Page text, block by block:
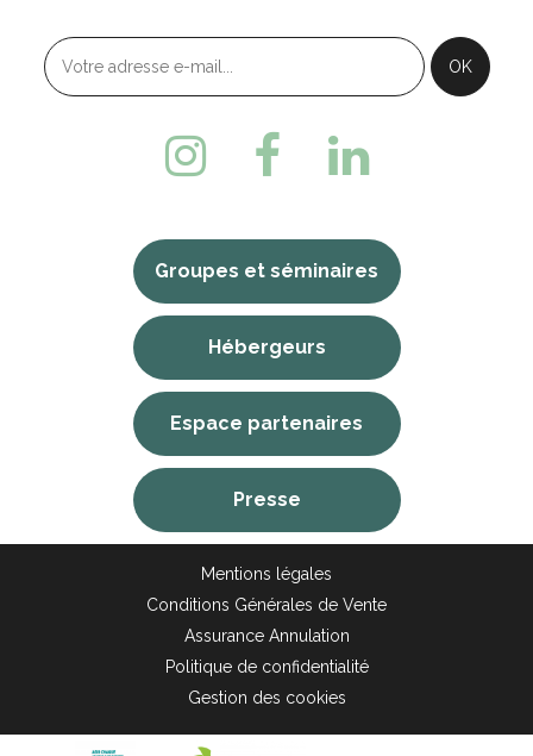
Groupes et séminaires
Hébergeurs
Espace partenaires
Presse
Mentions légales
Conditions Générales de Vente
Assurance Annulation
Politique de confidentialité
Gestion des cookies